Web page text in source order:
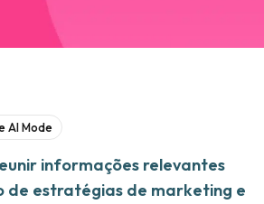
AI Mode
informações relevantes
de estratégias de marketing e